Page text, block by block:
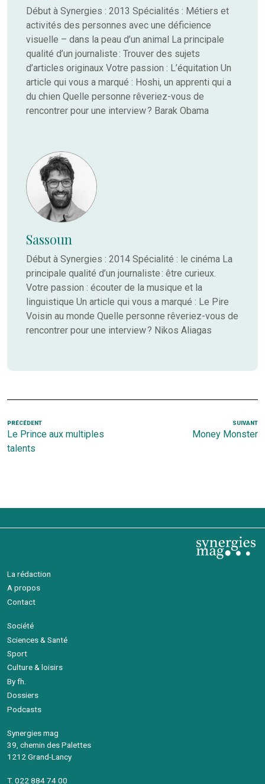
Début à Synergies : 2013 Spécialités : Métiers et
activités des personnes avec une déficience
visuelle – dans la peau d’un animal La principale
qualité d’un journaliste : Trouver des sujets
d’articles originaux Votre passion : L’équitation Un
article qui vous a marqué : Hoshi, un apprenti qui a
du chien Quelle personne rêveriez-vous de
rencontrer pour une interview ? Barak Obama
Sassoun
Début à Synergies : 2014 Spécialité : le cinéma La
principale qualité d’un journaliste : être curieux.
Votre passion : écouter de la musique et la
linguistique Un article qui vous a marqué : Le Pire
Voisin au monde Quelle personne rêveriez-vous de
rencontrer pour une interview ? Nikos Aliagas
Navigation
de
l’article
Article
précédent
PRÉCÉDENT
Le Prince aux multiples
talents
SUIVANT
Money Monster
La rédaction
A propos
Contact
Société
Sciences & Santé
Sport
Culture & loisirs
By fh.
Dossiers
Podcasts
Synergies mag
39, chemin des Palettes
1212 Grand-Lancy
T. 022 884 74 00